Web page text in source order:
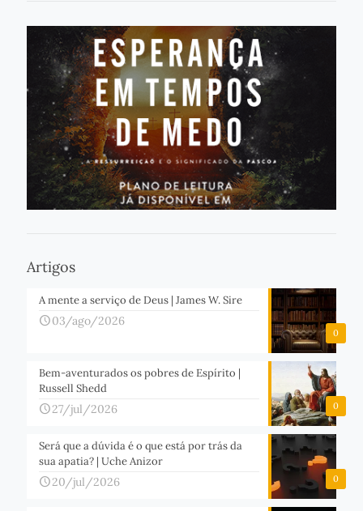
Artigos
0
A mente a serviço de Deus | James W. Sire
03/ago/2026
0
Bem-aventurados os pobres de Espírito |
Russell Shedd
27/jul/2026
0
Será que a dúvida é o que está por trás da
sua apatia? | Uche Anizor
20/jul/2026